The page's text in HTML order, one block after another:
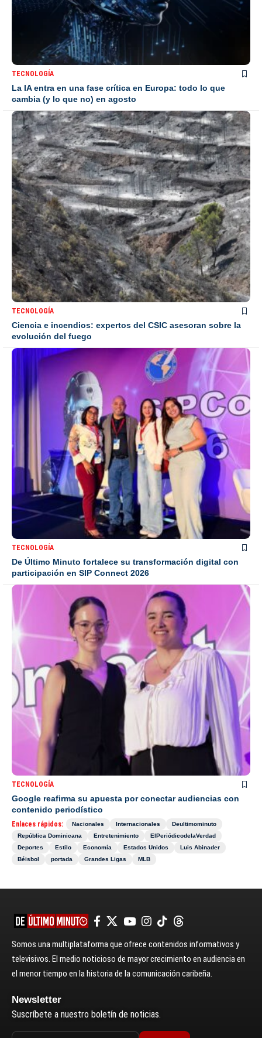
TECNOLOGÍA
La IA entra en una fase crítica en Europa: todo lo que
cambia (y lo que no) en agosto
TECNOLOGÍA
Ciencia e incendios: expertos del CSIC asesoran sobre la
evolución del fuego
TECNOLOGÍA
De Último Minuto fortalece su transformación digital con
participación en SIP Connect 2026
TECNOLOGÍA
Google reafirma su apuesta por conectar audiencias con
contenido periodístico
Enlaces rápidos: Nacionales Internacionales
Deultimominuto
República Dominicana
Entretenimiento
ElPeriódicodelaVerdad
Deportes
Estilo Economía Estados Unidos
Luis Abinader
Béisbol
portada Grandes Ligas MLB
Somos una multiplataforma que ofrece contenidos informativos y
televisivos. El medio noticioso de mayor crecimiento en audiencia en
el menor tiempo en la historia de la comunicación caribeña.
Newsletter
Suscríbete a nuestro boletín de noticias.